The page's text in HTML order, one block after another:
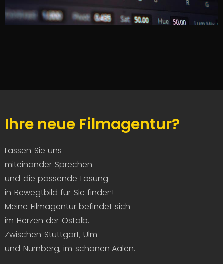
Ihre neue Filmagentur?
Lassen Sie uns
miteinander Sprechen
und die passende Lösung
in Bewegtbild für Sie finden!
Meine Filmagentur befindet sich
im Herzen der Ostalb.
Zwischen Stuttgart, Ulm
und Nürnberg, im schönen Aalen.